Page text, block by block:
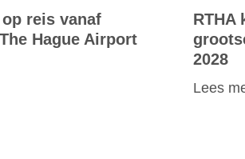
reis vanaf
Hague Airport
RTHA
2028
Lees